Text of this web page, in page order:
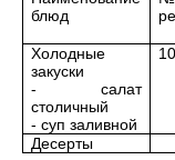
блюд
Холодные
закуски
- салат
столичный
- суп заливной
Десерты